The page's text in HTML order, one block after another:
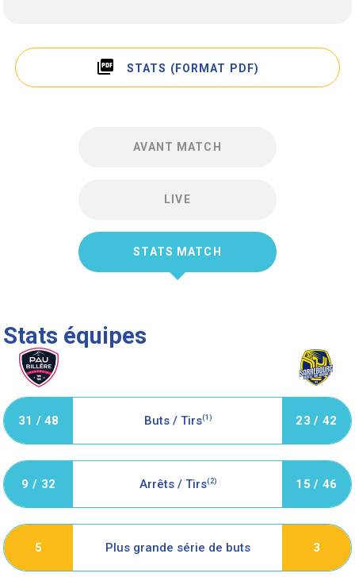
picture_as_pdf STATS (FORMAT PDF)
AVANT MATCH
LIVE
STATS MATCH
Stats équipes
31 / 48 Buts / Tirs(1) 23 / 42
9 / 32 Arrêts / Tirs(2) 15 / 46
5 Plus grande série de buts 3